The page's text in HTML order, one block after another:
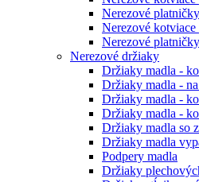
Nerezové
Nerezové
Nerezové
Nerezové držiaky
Držiaky madla -
Držiaky madla -
Držiaky madla -
Držiaky madla -
Držiaky madla so
Držiaky madla
Podpery madla
Držiaky